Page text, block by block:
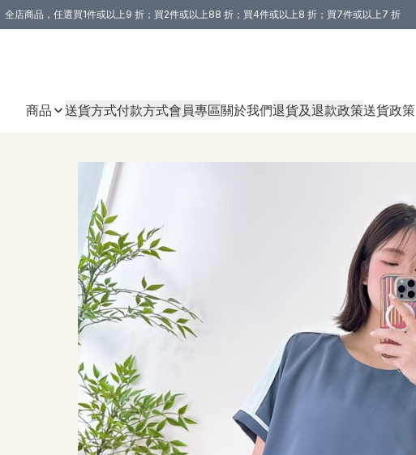
全店商品，任選買1件或以上9 折；買2件或以上88 折；買4件或以上8 折；買7件或以上7 折
商品 送貨方式付款方式會員專區關於我們退貨及退款政策送貨政策